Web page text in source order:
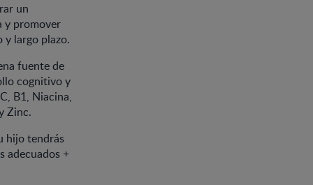
un
y promover
largo plazo.
fuente de
cognitivo y
B1, Niacina,
Zinc.
hijo tendrás
adecuados +